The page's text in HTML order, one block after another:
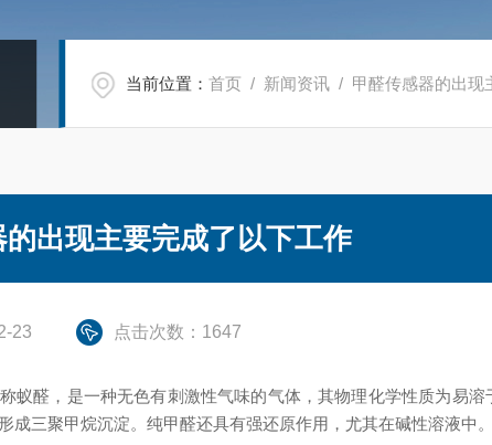
当前位置：首页 / 新闻资讯 / 甲醛传感器的出现
出现主要完成了以下工作
23 点击次数：1647
醛，是一种无色有刺激性气味的气体，其物理化学性质为易溶
成三聚甲烷沉淀。纯甲醛还具有强还原作用，尤其在碱性溶液中。